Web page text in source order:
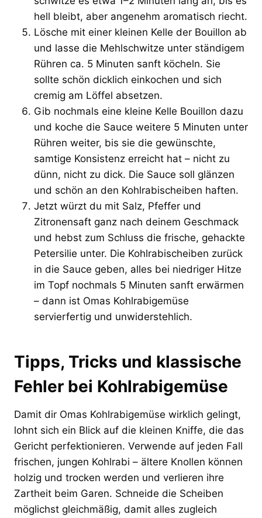
hell bleibt, aber angenehm aromatisch riecht.
Lösche mit einer kleinen Kelle der Bouillon ab
und lasse die Mehlschwitze unter ständigem
Rühren ca. 5 Minuten sanft köcheln. Sie
sollte schön dicklich einkochen und sich
cremig am Löffel absetzen.
Gib nochmals eine kleine Kelle Bouillon dazu
und koche die Sauce weitere 5 Minuten unter
Rühren weiter, bis sie die gewünschte,
samtige Konsistenz erreicht hat – nicht zu
dünn, nicht zu dick. Die Sauce soll glänzen
und schön an den Kohlrabischeiben haften.
Jetzt würzt du mit Salz, Pfeffer und
Zitronensaft ganz nach deinem Geschmack
und hebst zum Schluss die frische, gehackte
Petersilie unter. Die Kohlrabischeiben zurück
in die Sauce geben, alles bei niedriger Hitze
im Topf nochmals 5 Minuten sanft erwärmen
– dann ist Omas Kohlrabigemüse
servierfertig und unwiderstehlich.
Tipps, Tricks und klassische
Fehler bei Kohlrabigemüse
Damit dir Omas Kohlrabigemüse wirklich gelingt,
lohnt sich ein Blick auf die kleinen Kniffe, die das
Gericht perfektionieren. Verwende auf jeden Fall
frischen, jungen Kohlrabi – ältere Knollen können
holzig und trocken werden und verlieren ihre
Zartheit beim Garen. Schneide die Scheiben
möglichst gleichmäßig, damit alles zugleich